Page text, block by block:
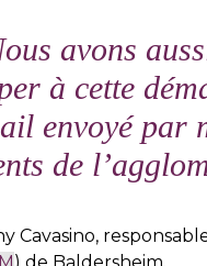
avons
à cette
envoyé par
de
Cavasino,